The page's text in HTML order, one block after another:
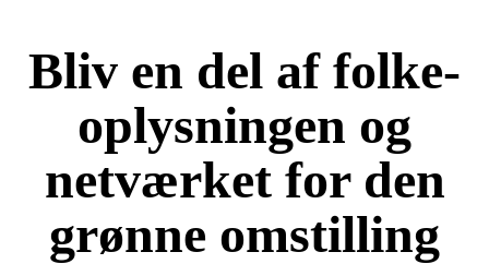
Bliv en del af folke-
oplysningen og
netværket for den
grønne omstilling